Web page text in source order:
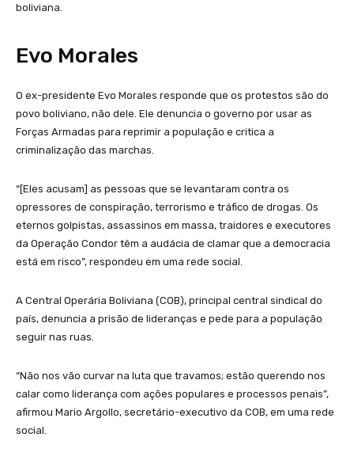
boliviana.
Evo Morales
O ex-presidente Evo Morales responde que os protestos são do
povo boliviano, não dele. Ele denuncia o governo por usar as
Forças Armadas para reprimir a população e critica a
criminalização das marchas.
“[Eles acusam] as pessoas que se levantaram contra os
opressores de conspiração, terrorismo e tráfico de drogas. Os
eternos golpistas, assassinos em massa, traidores e executores
da Operação Condor têm a audácia de clamar que a democracia
está em risco”, respondeu em uma rede social.
A Central Operária Boliviana (COB), principal central sindical do
país, denuncia a prisão de lideranças e pede para a população
seguir nas ruas.
“Não nos vão curvar na luta que travamos; estão querendo nos
calar como liderança com ações populares e processos penais”,
afirmou Mario Argollo, secretário-executivo da COB, em uma rede
social.